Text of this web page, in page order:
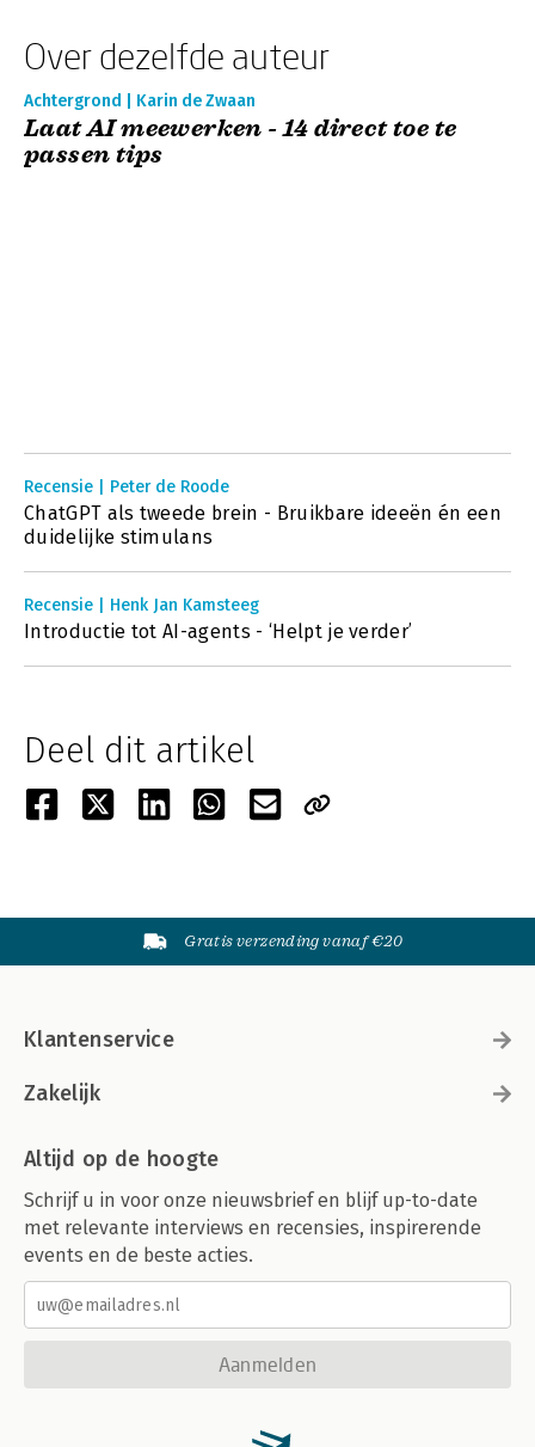
Over dezelfde auteur
Achtergrond | Karin de Zwaan
Laat AI meewerken - 14 direct toe te
passen tips
Recensie | Peter de Roode
ChatGPT als tweede brein - Bruikbare ideeën én een
duidelijke stimulans
Recensie | Henk Jan Kamsteeg
Introductie tot AI-agents - ‘Helpt je verder’
Deel dit artikel
Gratis verzending vanaf €20
Klantenservice
Zakelijk
Altijd op de hoogte
Schrijf u in voor onze nieuwsbrief en blijf up-to-date
met relevante interviews en recensies, inspirerende
events en de beste acties.
Aanmelden